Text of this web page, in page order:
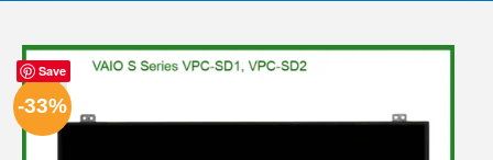
Save
-33%